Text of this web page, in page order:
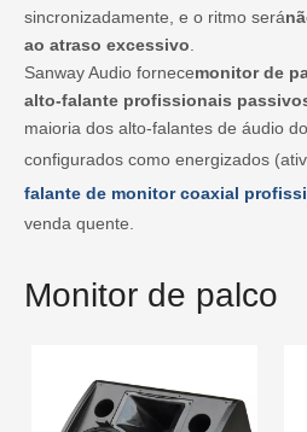
sincronizadamente, e o ritmo será
ao atraso excessivo
Sanway Audio fornecemonitor de
alto-falante profissionais
maioria dos alto-falantes de áudio
configurados como energizados
falante de monitor coaxial
venda quente.
Monitor de palco